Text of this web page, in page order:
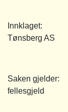
Innklaget:
Tønsberg AS
Saken
fellesgjeld